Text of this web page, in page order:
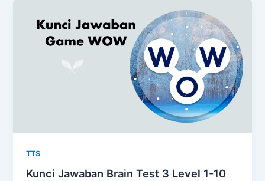
TTS
Kunci Jawaban Brain Test 3 Level 1-10